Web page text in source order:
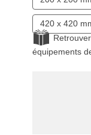
420 x 420
équipements